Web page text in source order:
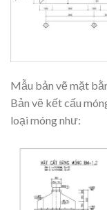
Mẫu bản vẽ mặt
Bản vẽ kết cấu
loại móng như: